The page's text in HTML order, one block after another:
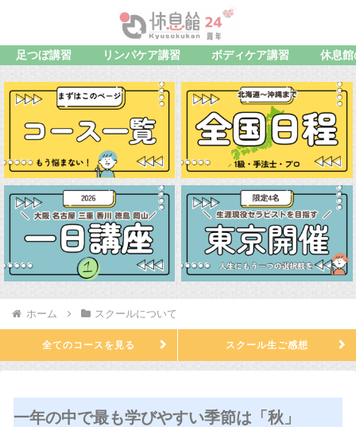
足つぼ講習 リンパケア講習 ボディケア講習 休息
ホーム スクールについて
全てのコースを見る スクール生ご感想
一年の中で最も学びやすい季節は「秋」